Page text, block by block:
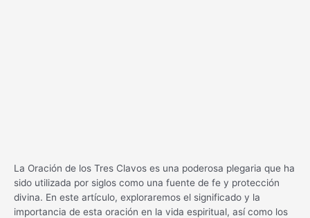
La Oración de los Tres Clavos es una poderosa plegaria que ha
sido utilizada por siglos como una fuente de fe y protección
divina. En este artículo, exploraremos el significado y la
importancia de esta oración en la vida espiritual, así como los